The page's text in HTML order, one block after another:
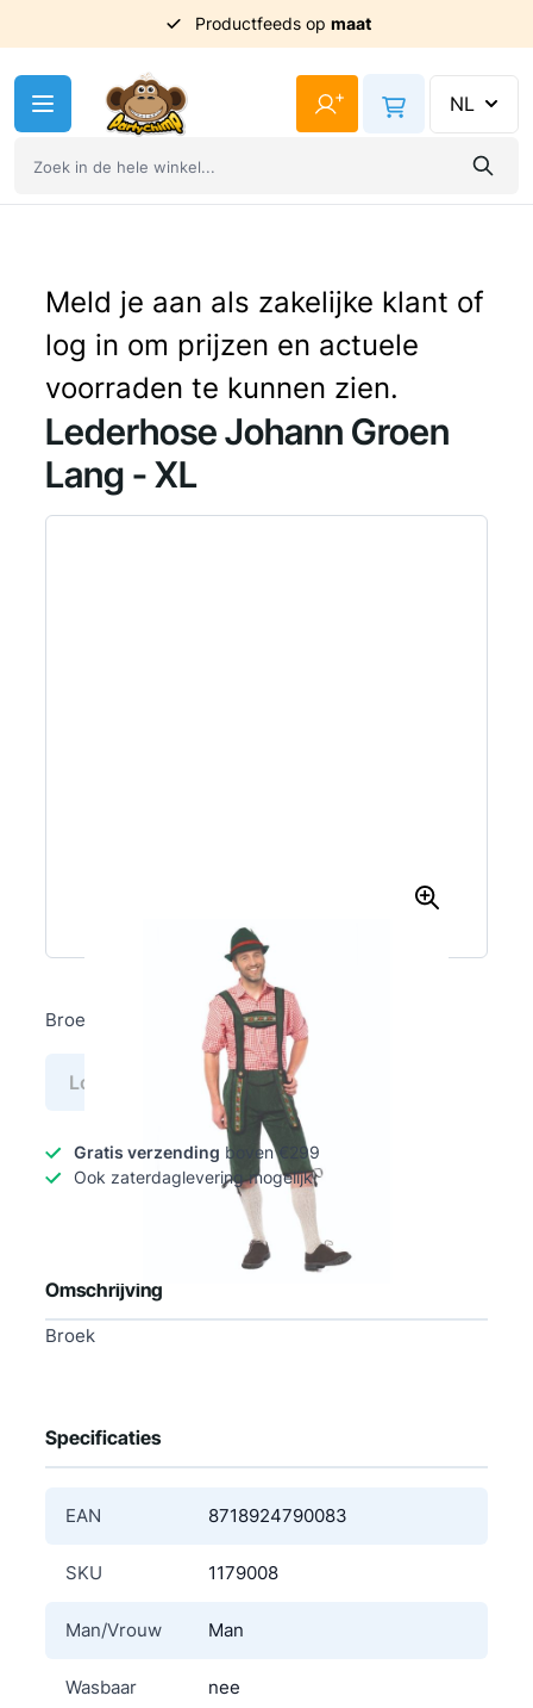
Productfeeds op maat
+ NL
Meld je aan als zakelijke klant of
log in om prijzen en actuele
voorraden te kunnen zien.
Lederhose Johann Groen
Lang - XL
Broek
Log in voor prijs
Gratis verzending boven €299
Ook zaterdaglevering mogelijk
Omschrijving
Broek
Specificaties
EAN 8718924790083
SKU 1179008
Man/Vrouw Man
Wasbaar nee